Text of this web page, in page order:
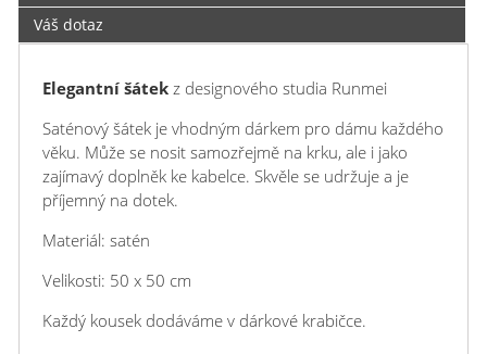
Váš dotaz
Elegantní šátekz designového studia Runmei
Saténový šátek je vhodným dárkem pro dámu každého
věku. Může se nosit samozřejmě na krku, ale i jako
zajímavý doplněk ke kabelce. Skvěle se udržuje a je
příjemný na dotek.
Materiál: satén
Velikosti: 50 x 50 cm
Každý kousek dodáváme v dárkové krabičce.